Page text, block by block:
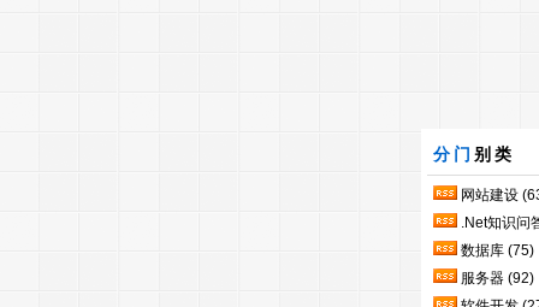
分门 别类
网站建设
.Net知识问
数据库 (75)
服务器 (92)